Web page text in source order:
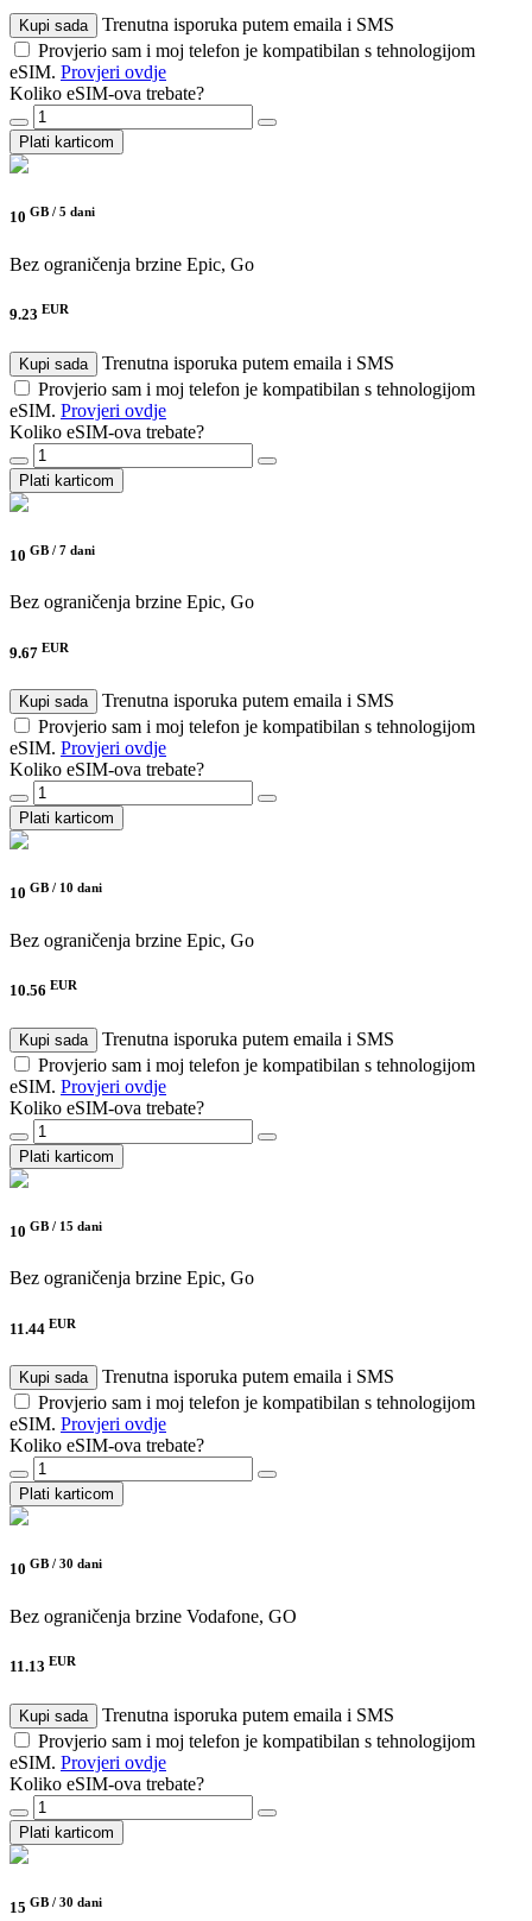
Kupi sada
Trenutna isporuka putem emaila i SMS
Provjerio sam i moj telefon je kompatibilan s tehnologijom
eSIM. Provjeri ovdje
Koliko eSIM-ova trebate?
Plati karticom
10 GB / 5 dani
Bez ograničenja brzine Epic, Go
9.23 EUR
Kupi sada
Trenutna isporuka putem emaila i SMS
Provjerio sam i moj telefon je kompatibilan s tehnologijom
eSIM. Provjeri ovdje
Koliko eSIM-ova trebate?
Plati karticom
10 GB / 7 dani
Bez ograničenja brzine Epic, Go
9.67 EUR
Kupi sada
Trenutna isporuka putem emaila i SMS
Provjerio sam i moj telefon je kompatibilan s tehnologijom
eSIM. Provjeri ovdje
Koliko eSIM-ova trebate?
Plati karticom
10 GB / 10 dani
Bez ograničenja brzine Epic, Go
10.56 EUR
Kupi sada
Trenutna isporuka putem emaila i SMS
Provjerio sam i moj telefon je kompatibilan s tehnologijom
eSIM. Provjeri ovdje
Koliko eSIM-ova trebate?
Plati karticom
10 GB / 15 dani
Bez ograničenja brzine Epic, Go
11.44 EUR
Kupi sada
Trenutna isporuka putem emaila i SMS
Provjerio sam i moj telefon je kompatibilan s tehnologijom
eSIM. Provjeri ovdje
Koliko eSIM-ova trebate?
Plati karticom
10 GB / 30 dani
Bez ograničenja brzine Vodafone, GO
11.13 EUR
Kupi sada
Trenutna isporuka putem emaila i SMS
Provjerio sam i moj telefon je kompatibilan s tehnologijom
eSIM. Provjeri ovdje
Koliko eSIM-ova trebate?
Plati karticom
15 GB / 30 dani